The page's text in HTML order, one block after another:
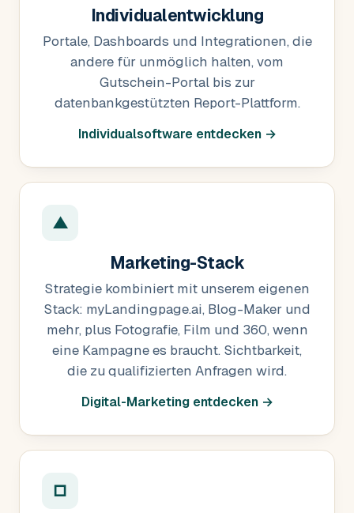
Individualentwicklung
Portale, Dashboards und Integrationen, die
andere für unmöglich halten, vom
Gutschein-Portal bis zur
datenbankgestützten Report-Plattform.
Individualsoftware entdecken →
▲
Marketing-Stack
Strategie kombiniert mit unserem eigenen
Stack: myLandingpage.ai, Blog-Maker und
mehr, plus Fotografie, Film und 360, wenn
eine Kampagne es braucht. Sichtbarkeit,
die zu qualifizierten Anfragen wird.
Digital-Marketing entdecken →
□